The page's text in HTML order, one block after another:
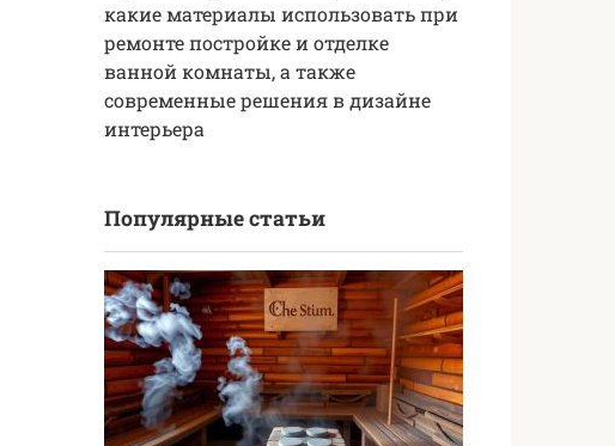
какие материалы использовать при
ремонте постройке и отделке
ванной комнаты, а также
современные решения в дизайне
интерьера
Популярные статьи